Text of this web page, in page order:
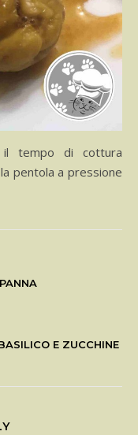
tempo di cottura
pentola a pressione
E ZUCCHINE